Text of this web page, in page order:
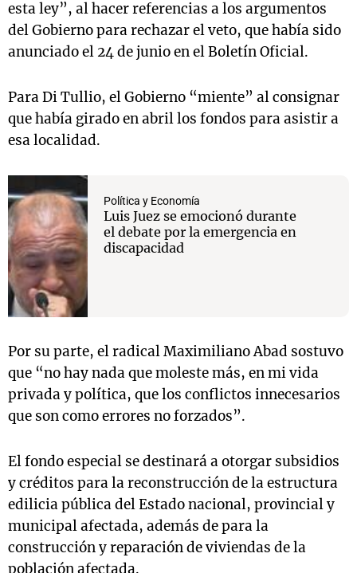
esta ley”, al hacer referencias a los argumentos
del Gobierno para rechazar el veto, que había sido
anunciado el 24 de junio en el Boletín Oficial.
Para Di Tullio, el Gobierno “miente” al consignar
que había girado en abril los fondos para asistir a
esa localidad.
Política y Economía
Luis Juez se emocionó durante
el debate por la emergencia en
discapacidad
Por su parte, el radical Maximiliano Abad sostuvo
que “no hay nada que moleste más, en mi vida
privada y política, que los conflictos innecesarios
que son como errores no forzados”.
El fondo especial se destinará a otorgar subsidios
y créditos para la reconstrucción de la estructura
edilicia pública del Estado nacional, provincial y
municipal afectada, además de para la
construcción y reparación de viviendas de la
población afectada.